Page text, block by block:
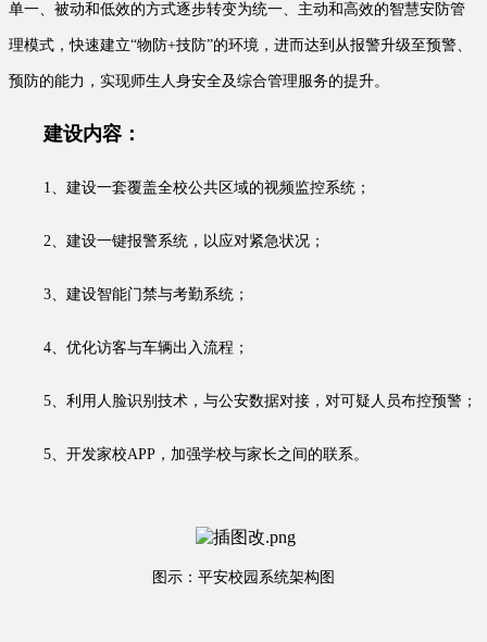
单一、被动和低效的方式逐步转变为统一、主动和高效的智慧安防管
理模式，快速建立“物防+技防”的环境，进而达到从报警升级至预警、
预防的能力，实现师生人身安全及综合管理服务的提升。
建设内容：
1、建设一套覆盖全校公共区域的视频监控系统；
2、建设一键报警系统，以应对紧急状况；
3、建设智能门禁与考勤系统；
4、优化访客与车辆出入流程；
5、利用人脸识别技术，与公安数据对接，对可疑人员布控预警；
5、开发家校APP，加强学校与家长之间的联系。
图示：平安校园系统架构图